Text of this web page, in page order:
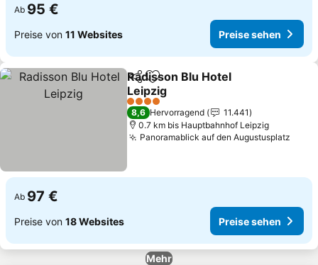
Ab 95 €
Preise von 11 Websites Preise sehen
TeilenZu Favoriten hinzufügen
Radisson Blu Hotel
Leipzig
Preise sehen
4 Sterne
8,6 Hervorragend
11.441
0.7 km bis Hauptbahnhof Leipzig
Panoramablick auf den Augustusplatz
Ab 97 €
Preise von 18 Websites Preise sehen
Mehr